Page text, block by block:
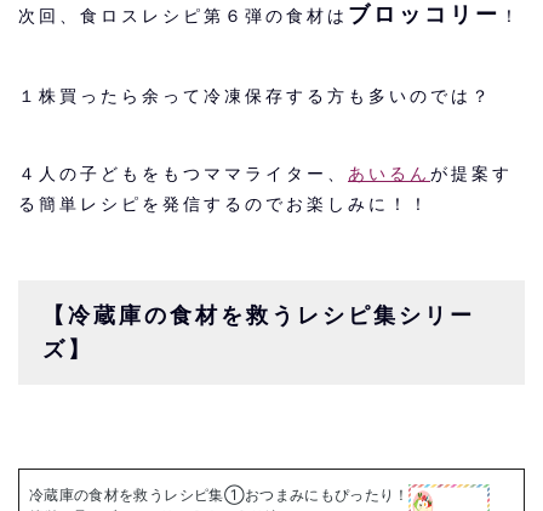
次回、食ロスレシピ第６弾の食材は ブロッコリー ！
１株買ったら余って冷凍保存する方も多いのでは？
４人の子どもをもつママライター、 あいるん が提案す
る簡単レシピを発信するのでお楽しみに！！
【冷蔵庫の食材を救うレシピ集シリー
ズ】